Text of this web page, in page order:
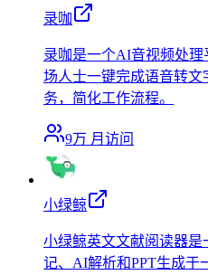
录咖
录咖是一个AI音视频处
场人士一键完成语音转
务，简化工作流程。
9万 月访问
小绿鲸
小绿鲸英文文献阅读器
记、AI解析和PPT生成于